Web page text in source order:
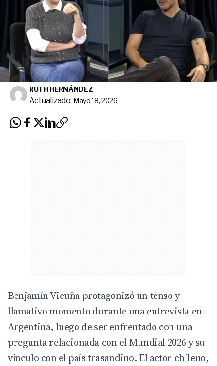
RUTH HERNÁNDEZ
Actualizado: Mayo 18, 2026
Benjamín Vicuña protagonizó un tenso y
llamativo momento durante una entrevista en
Argentina, luego de ser enfrentado con una
pregunta relacionada con el Mundial 2026 y su
vínculo con el país trasandino. El actor chileno,